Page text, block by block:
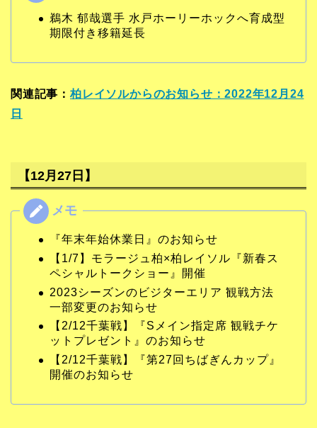
鵜木 郁哉選手 水戸ホーリーホックへ育成型
期限付き移籍延長
関連記事：柏レイソルからのお知らせ：2022年12月24
日
【12月27日】
『年末年始休業日』のお知らせ
【1/7】モラージュ柏×柏レイソル『新春ス
ペシャルトークショー』開催
2023シーズンのビジターエリア 観戦方法
一部変更のお知らせ
【2/12千葉戦】『Sメイン指定席 観戦チケ
ットプレゼント』のお知らせ
【2/12千葉戦】『第27回ちばぎんカップ』
開催のお知らせ